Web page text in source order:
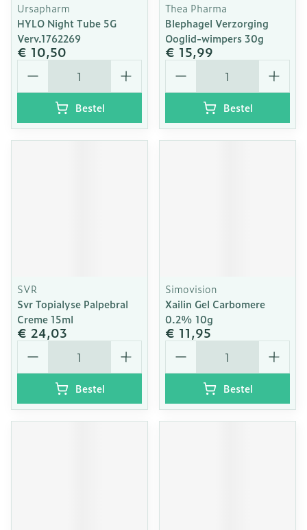
Ursapharm
HYLO Night Tube 5G
Verv.1762269
€ 10,50
Aantal
Bestel
Thea Pharma
Blephagel Verzorging
Ooglid-wimpers 30g
€ 15,99
Aantal
Bestel
SVR
Svr Topialyse Palpebral
Creme 15ml
€ 24,03
Aantal
Bestel
Simovision
Xailin Gel Carbomere
0.2% 10g
€ 11,95
Aantal
Bestel